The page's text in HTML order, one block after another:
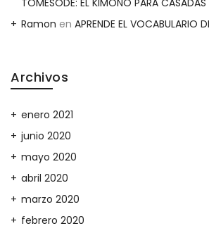
Ramon en APRENDE EL VOCABULARIO
Archivos
enero 2021
junio 2020
mayo 2020
abril 2020
marzo 2020
febrero 2020